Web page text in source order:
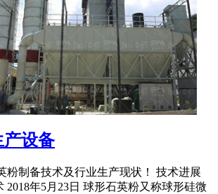
产设备
粉制备技术及行业生产现状！ 技术进展
2018年5月23日 球形石英粉又称球形硅微